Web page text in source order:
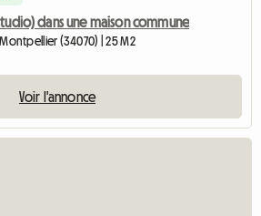
dans une maison commune
(34070) | 25 M2
Voir l'annonce